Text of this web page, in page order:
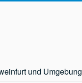
und Umgebung